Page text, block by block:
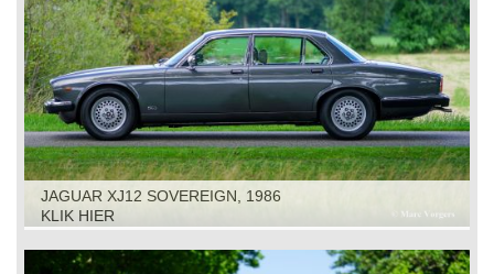
JAGUAR XJ12 SOVEREIGN, 1986
KLIK HIER